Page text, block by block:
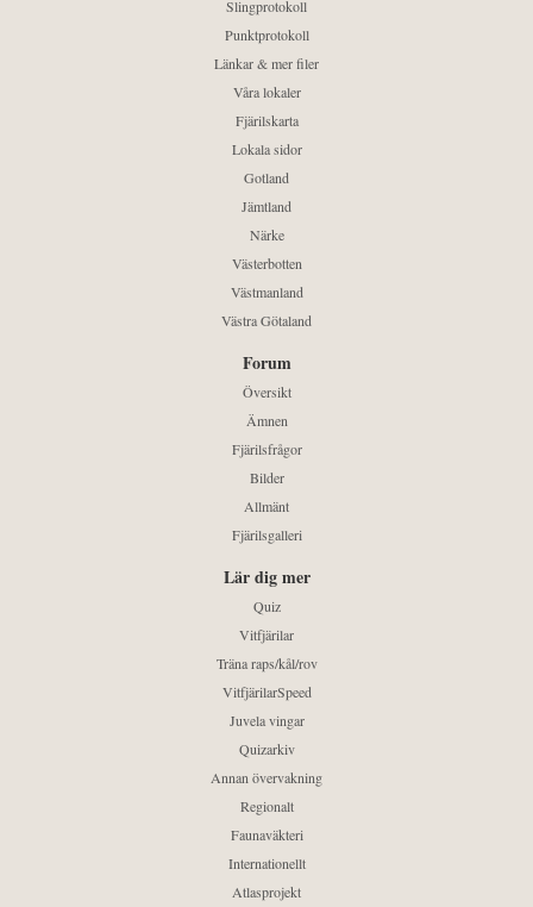
Slingprotokoll
Punktprotokoll
Länkar & mer filer
Våra lokaler
Fjärilskarta
Lokala sidor
Gotland
Jämtland
Närke
Västerbotten
Västmanland
Västra Götaland
Forum
Översikt
Ämnen
Fjärilsfrågor
Bilder
Allmänt
Fjärilsgalleri
Lär dig mer
Quiz
Vitfjärilar
Träna raps/kål/rov
VitfjärilarSpeed
Juvela vingar
Quizarkiv
Annan övervakning
Regionalt
Faunaväkteri
Internationellt
Atlasprojekt